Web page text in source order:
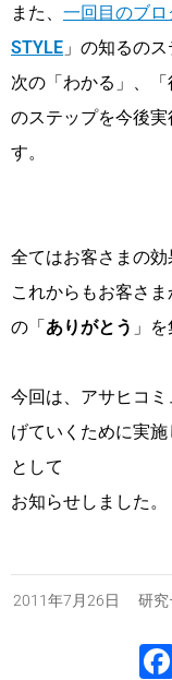
また、 一回目のブロ
STYLE 」の知るの
次の「わかる」、
のステップを今後
す。
全てはお客さまの効
これからもお客さ
の「ありがとう 」
今回は、アサヒコ
げていくために実
として
お知らせしました。
2011年7月26日 研究